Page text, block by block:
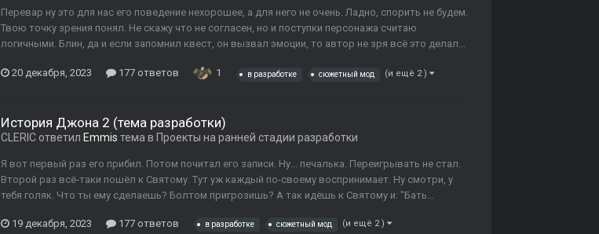
Перевар ну это для нас его поведение нехорошее, а для него не очень. Ладно, спорить не будем.
Твою точку зрения понял. Не скажу что не согласен, но и поступки персонажа считаю
логичными. Блин, да и если запомнил квест, он вызвал эмоции, то автор не зря всё это делал...
20 декабря, 2023 177 ответов 1 в разработке сюжетный мод (и ещё 2 )
История Джона 2 (тема разработки)
CLERIC ответил Emmis тема в Проекты на ранней стадии разработки
Я вот первый раз его прибил. Потом почитал его записи. Ну... печалька. Переигрывать не стал.
Второй раз всё-таки пошёл к Святому. Тут уж каждый по-своему воспринимает. Ну смотри, у
тебя голяк. Что ты ему сделаешь? Болтом пригрозишь? А так идёшь к Святому и: "Бать...
19 декабря, 2023 177 ответов в разработке сюжетный мод (и ещё 2 )